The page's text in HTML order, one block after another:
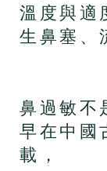
溫度與適
生鼻塞、
鼻過敏不
早在中國
載，